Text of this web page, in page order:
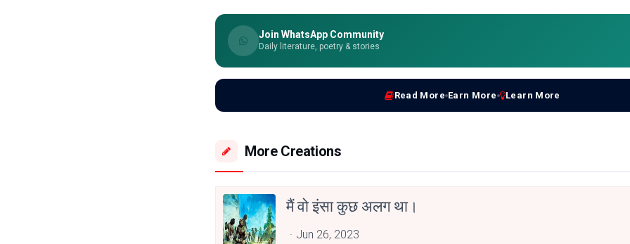
Join WhatsApp Community
Daily literature, poetry & stories
Read More Earn More Learn More
More Creations
मैं वो इंसा कुछ अलग था।
Jun 26, 2023